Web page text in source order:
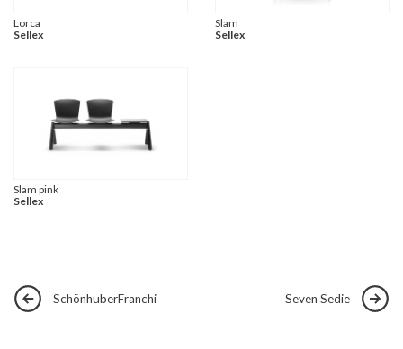
Lorca
Sellex
Slam
Sellex
Slam pink
Sellex
SchönhuberFranchi Seven Sedie